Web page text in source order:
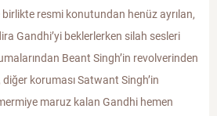
birlikte resmi konutundan henüz ayrılan,
Gandhi’yi beklerlerken silah sesleri
Beant Singh’in revolverinden
koruması Satwant Singh’in
maruz kalan Gandhi hemen